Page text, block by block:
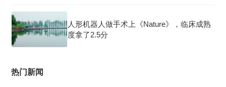
人形机器人做手术上《Nature》，临床成熟
度拿了2.5分
热门新闻